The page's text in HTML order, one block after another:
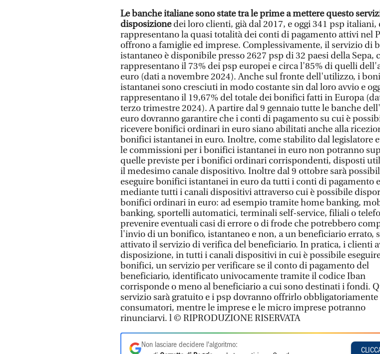
Le banche italiane sono state tra le prime a mettere questo
disposizionedei loro clienti, già dal 2017, e oggi 341 psp italiani,
rappresentano la quasi totalità dei conti di pagamento attivi nel
offrono a famiglie ed imprese. Complessivamente, il servizio di
istantaneo è disponibile presso 2627 psp di 32 paesi della Sepa,
rappresentano il 73% dei psp europei e circa l'85% di quelli
euro (dati a novembre 2024). Anche sul fronte dell'utilizzo, i
istantanei sono cresciuti in modo costante sin dal loro avvio e
rappresentano il 19,67% del totale dei bonifici fatti in Europa
terzo trimestre 2024). A partire dal 9 gennaio tutte le banche
euro dovranno garantire che i conti di pagamento su cui è
ricevere bonifici ordinari in euro siano abilitati anche alla
bonifici istantanei in euro. Inoltre, come stabilito dal legislatore
le commissioni per i bonifici istantanei in euro non potranno
quelle previste per i bonifici ordinari corrispondenti, disposti
il medesimo canale dispositivo. Inoltre dal 9 ottobre sarà
eseguire bonifici istantanei in euro da tutti i conti di pagamento e
mediante tutti i canali dispositivi attraverso cui è possibile
bonifici ordinari in euro: ad esempio tramite home banking,
banking, sportelli automatici, terminali self-service, filiali o
prevenire eventuali casi di errore o di frode che potrebbero
l'invio di un bonifico, istantaneo e non, a un beneficiario errato,
attivato il servizio di verifica del beneficiario. In pratica, i clienti
disposizione, in tutti i canali dispositivi in cui è possibile
bonifici, un servizio per verificare se il conto di pagamento del
beneficiario, identificato univocamente tramite il codice Iban
corrisponde o meno al beneficiario a cui sono destinati i fondi.
servizio sarà gratuito e i psp dovranno offrirlo obbligatoriamente
consumatori, mentre le imprese e le micro imprese potranno
rinunciarvi. l © RIPRODUZIONE RISERVATA
Non lasciare decidere l'algoritmo: